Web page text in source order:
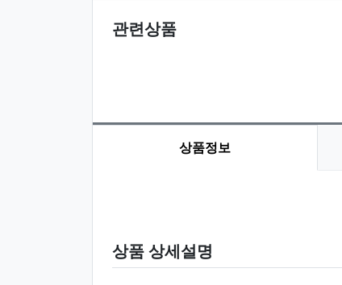
관련상품
상품정보
상품 상세설명